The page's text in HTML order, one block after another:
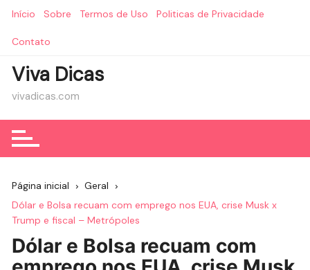
Início Sobre Termos de Uso Politicas de Privacidade
Contato
Viva Dicas
vivadicas.com
Página inicial
Geral
Dólar e Bolsa recuam com emprego nos EUA, crise Musk x
Trump e fiscal – Metrópoles
Dólar e Bolsa recuam com